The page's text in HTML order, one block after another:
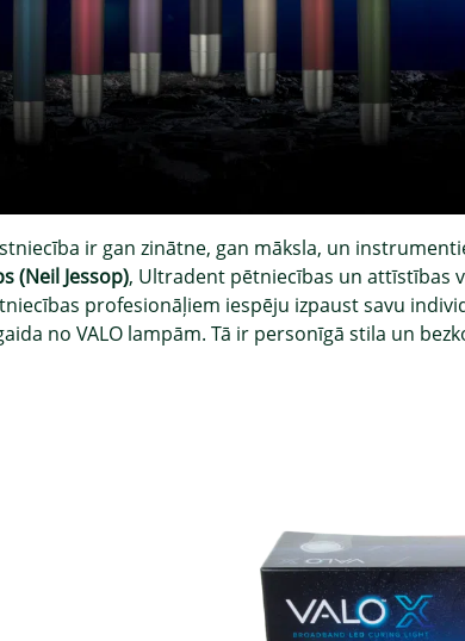
ir gan zinātne, gan māksla, un
(Neil Jessop), Ultradent pētniecības un attīstības
profesionāļiem iespēju izpaust savu
no VALO lampām. Tā ir personīgā stila un